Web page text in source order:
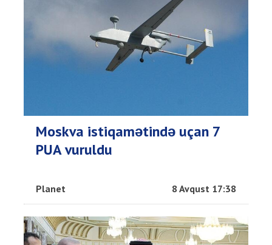
Moskva istiqamətində uçan 7
PUA vuruldu
Planet 8 Avqust 17:38